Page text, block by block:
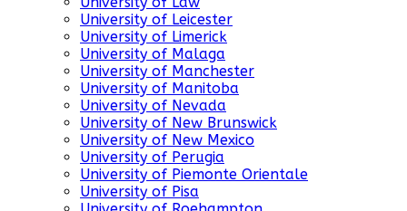
University of Leicester
University of Limerick
University of Malaga
University of Manchester
University of Manitoba
University of Nevada
University of New Brunswick
University of New Mexico
University of Perugia
University of Piemonte Orientale
University of Pisa